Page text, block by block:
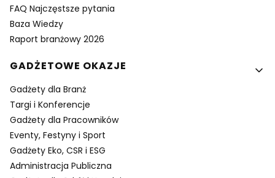
FAQ Najczęstsze pytania
Baza Wiedzy
Raport branżowy 2026
GADŻETOWE OKAZJE
Gadżety dla Branż
Targi i Konferencje
Gadżety dla Pracowników
Eventy, Festyny i Sport
Gadżety Eko, CSR i ESG
Administracja Publiczna